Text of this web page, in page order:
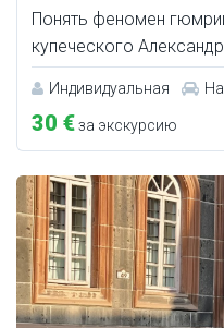
Понять феномен
купеческого
Индивидуальная
30 €за экскурсию